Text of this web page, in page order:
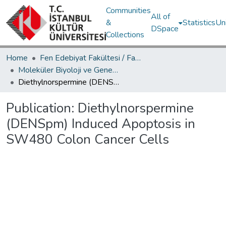
Communities
&
Collections
All of
DSpace
Statistics
Home
Fen Edebiyat Fakültesi / Faculty of Letters and Sciences
Moleküler Biyoloji ve Genetik Bölümü / Department of Molecular Biology and Genetics
Diethylnorspermine (DENSpm) Induced Apoptosis in SW480 Colon Cancer Cells
Publication: Diethylnorspermine
(DENSpm) Induced Apoptosis in
SW480 Colon Cancer Cells